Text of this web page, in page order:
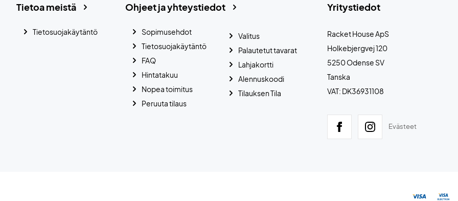
Yritystiedot
Racket House ApS
Holkebjergvej 120
5250 Odense SV
Tanska
VAT: DK36931108
Evästeet
Ohjeet ja yhteystiedot
Sopimusehdot
Tietosuojakäytäntö
FAQ
Hintatakuu
Nopea toimitus
Peruuta tilaus
Valitus
Palautetut tavarat
Lahjakortti
Alennuskoodi
Tilauksen Tila
Tietoa meistä
Tietosuojakäytäntö